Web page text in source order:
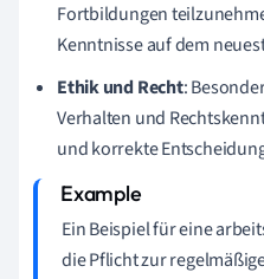
Fortbildungen
Kenntnisse auf dem
Ethik und Recht:
Verhalten und
und korrekte
Ein Beispiel für eine
die Pflicht zur